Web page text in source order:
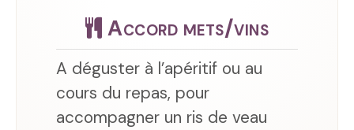
Accord mets/vins
A déguster à l’apéritif ou au
cours du repas, pour
accompagner un ris de veau